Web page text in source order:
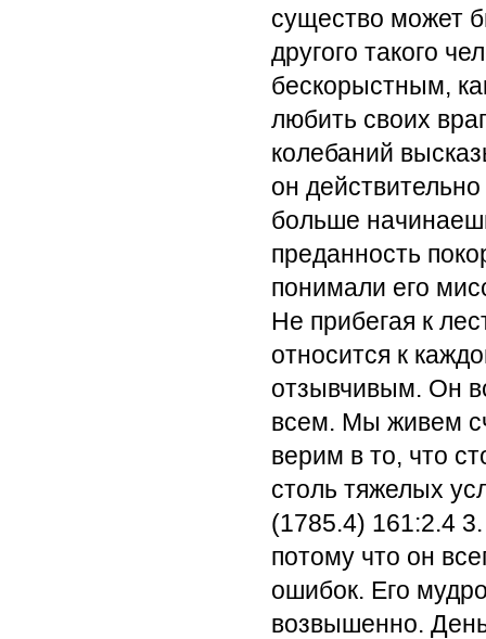
существо может
другого такого
бескорыстным,
любить своих
колебаний
он
больше
преданность
понимали его
Не прибегая к
относится к
отзывчивым. Он
всем. Мы живем
верим в то, что
столь тяжелых
(1785.4) 161:2.4
потому что он
ошибок. Его
возвышенно.